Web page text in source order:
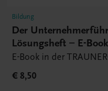
Bildung
Der
Lösungsheft – E-Book
E-Book in der
€ 8,50